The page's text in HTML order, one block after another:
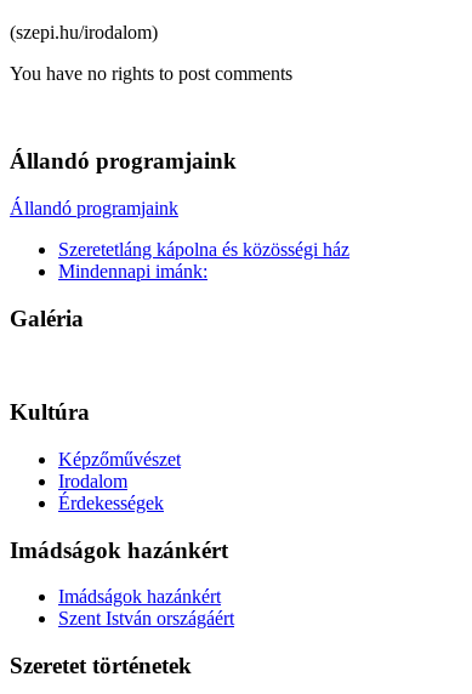
(szepi.hu/irodalom)
You have no rights to post comments
Állandó programjaink
Állandó programjaink
Szeretetláng kápolna és közösségi ház
Mindennapi imánk:
Galéria
Kultúra
Képzőművészet
Irodalom
Érdekességek
Imádságok hazánkért
Imádságok hazánkért
Szent István országáért
Szeretet történetek